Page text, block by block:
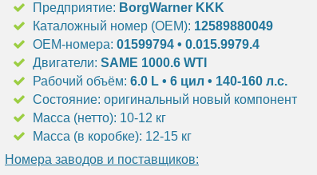
Предприятие: BorgWarner KKK
Каталожный номер (OEM): 12589880049
OEM-номера: 01599794 • 0.015.9979.4
Двигатели: SAME 1000.6 WTI
Рабочий объём: 6.0 L • 6 цил • 140-160 л.с.
Состояние: оригинальный новый компонент
Масса (нетто): 10-12 кг
Масса (в коробке): 12-15 кг
Номера заводов и поставщиков: